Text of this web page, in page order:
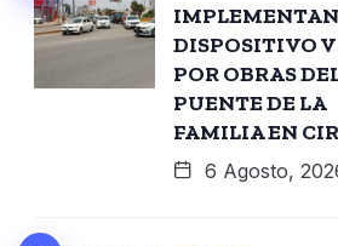
IMPLEMENTAN
DISPOSITIVO
POR OBRAS
PUENTE DE LA
FAMILIA EN
6 Agosto,